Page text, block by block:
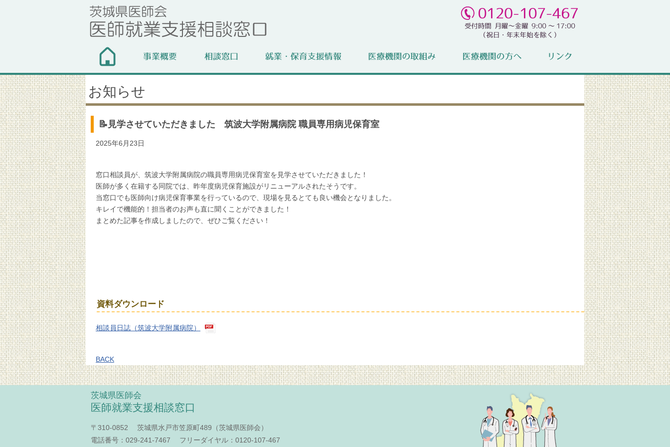
お知らせ
📝見学させていただきました 筑波大学附属病院 職員専用病児保育室
2025年6月23日
窓口相談員が、筑波大学附属病院の職員専用病児保育室を見学させていただきました！
医師が多く在籍する同院では、昨年度病児保育施設がリニューアルされたそうです。
当窓口でも医師向け病児保育事業を行っているので、現場を見るとても良い機会となりました。
キレイで機能的！担当者のお声も直に聞くことができました！
まとめた記事を作成しましたので、ぜひご覧ください！
資料ダウンロード
相談員日誌（筑波大学附属病院）
BACK
茨城県医師会
医師就業支援相談窓口
〒310-0852 茨城県水戸市笠原町489（茨城県医師会）
電話番号：029-241-7467 フリーダイヤル：0120-107-467